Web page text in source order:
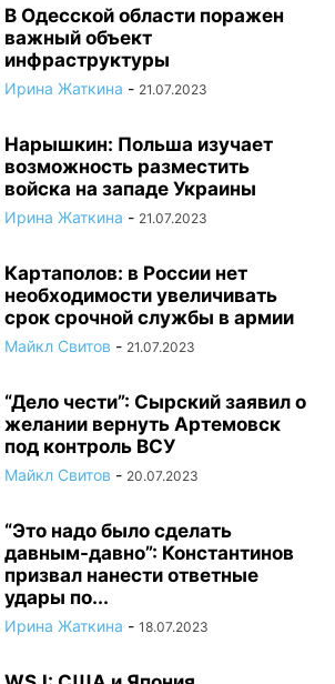
В Одесской области поражен
важный объект
инфраструктуры
Ирина Жаткина - 21.07.2023
Нарышкин: Польша изучает
возможность разместить
войска на западе Украины
Ирина Жаткина - 21.07.2023
Картаполов: в России нет
необходимости увеличивать
срок срочной службы в армии
Майкл Свитов - 21.07.2023
“Дело чести”: Сырский заявил о
желании вернуть Артемовск
под контроль ВСУ
Майкл Свитов - 20.07.2023
“Это надо было сделать
давным-давно”: Константинов
призвал нанести ответные
удары по...
Ирина Жаткина - 18.07.2023